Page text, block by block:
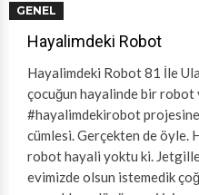
GENEL
Hayalimdeki Robot
Hayalimdeki Robot 81 İle
çocuğun hayalinde bir robot
#hayalimdekirobot
cümlesi. Gerçekten de öyle.
robot hayali yoktu ki.
evimizde olsun istemedik